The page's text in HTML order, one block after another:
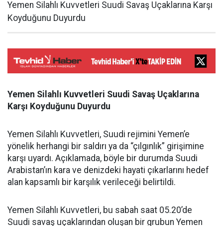
Yemen Silahlı Kuvvetleri Suudi Savaş Uçaklarına Karşı
Koyduğunu Duyurdu
Yemen Silahlı Kuvvetleri Suudi Savaş Uçaklarına
Karşı Koyduğunu Duyurdu
Yemen Silahlı Kuvvetleri, Suudi rejimini Yemen’e
yönelik herhangi bir saldırı ya da “çılgınlık” girişimine
karşı uyardı. Açıklamada, böyle bir durumda Suudi
Arabistan’ın kara ve denizdeki hayati çıkarlarını hedef
alan kapsamlı bir karşılık verileceği belirtildi.
Yemen Silahlı Kuvvetleri, bu sabah saat 05.20’de
Suudi savaş uçaklarından oluşan bir grubun Yemen